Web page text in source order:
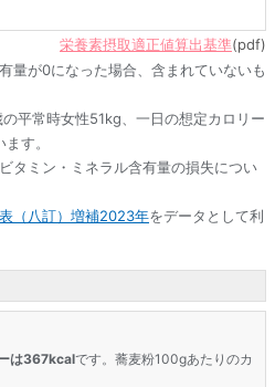
栄養素摂取適正値算出基準(pdf)
量が0になった場合、含まれていないも
平常時女性51kg、一日の想定カロリー
す。
タミン・ミネラル含有量の損失につい
（八訂）増補2023年をデータとして利
は367kcalです。蕎麦粉100gあたりのカ